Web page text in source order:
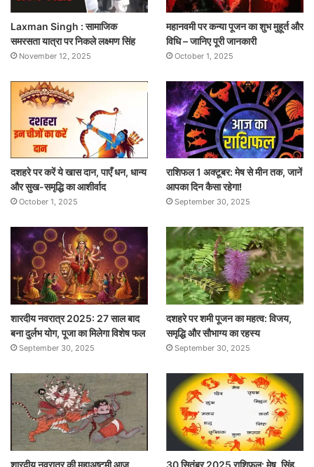
Laxman Singh : सामाजिक
समरसता यात्रा पर निकले लक्ष्मण सिंह
November 12, 2025
महानवमी पर कन्या पूजन का शुभ मुहूर्त और
विधि – जानिए पूरी जानकारी
October 1, 2025
दशहरे पर करें ये खास दान, पाएँ धन, धान्य
और सुख-समृद्धि का आशीर्वाद
October 1, 2025
राशिफल 1 अक्टूबर: मेष से मीन तक, जानें
आपका दिन कैसा रहेगा!
September 30, 2025
शारदीय नवरात्र 2025: 27 साल बाद
बना दुर्लभ योग, पूजा का मिलेगा विशेष फल
September 30, 2025
दशहरे पर शमी पूजन का महत्व: विजय,
समृद्धि और सौभाग्य का रहस्य
September 30, 2025
शारदीय नवरात्र की महाअष्टमी आज , 30 सितंबर 2025 राशिफल: मेष, सिंह